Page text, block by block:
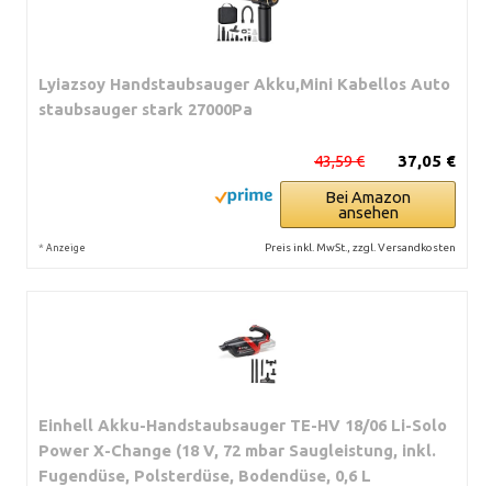
Lyiazsoy Handstaubsauger Akku,Mini Kabellos Auto
staubsauger stark 27000Pa
37,05 €
43,59 €
Bei Amazon
ansehen
* Anzeige Preis inkl. MwSt., zzgl. Versandkosten
Einhell Akku-Handstaubsauger TE-HV 18/06 Li-Solo
Power X-Change (18 V, 72 mbar Saugleistung, inkl.
Fugendüse, Polsterdüse, Bodendüse, 0,6 L